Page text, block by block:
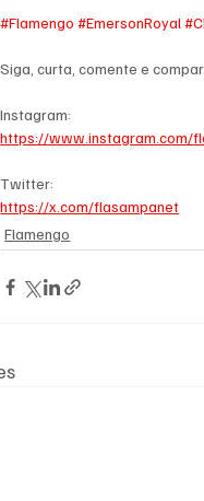
#Flamengo #EmersonRoyal
Siga, curta, comente e
Instagram:
https://www.instagram.com/
Twitter:
https://x.com/flasampanet
Flamengo